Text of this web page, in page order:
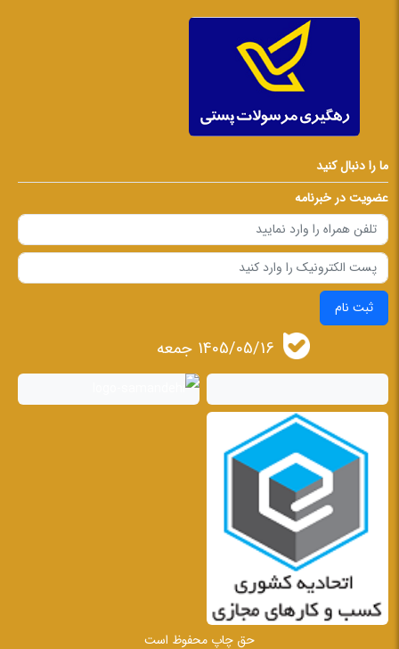
ما را دنبال کنید
عضویت در خبرنامه
ثبت نام
1405/05/16 جمعه
حق چاپ محفوظ است